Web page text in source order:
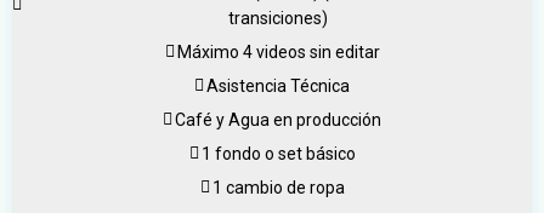
transiciones)
Máximo 4 videos sin editar
Asistencia Técnica
Café y Agua en producción
1 fondo o set básico
1 cambio de ropa